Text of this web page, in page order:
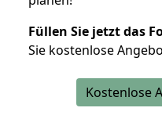
Füllen Sie jetzt das
Sie kostenlose
Kostenlose